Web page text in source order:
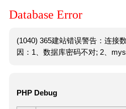
Database Error
(1040) 365建站错误警告：连接
因：1、数据库密码不对; 2、
PHP Debug